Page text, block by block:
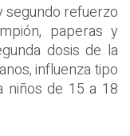
segundo refuerzo
paperas y
dosis de la
influenza tipo
niños de 15 a 18